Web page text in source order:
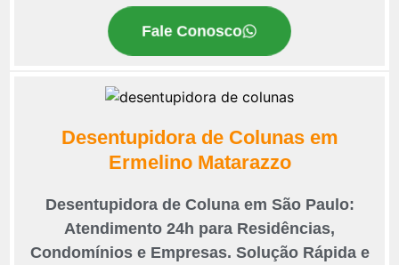
Fale Conosco
Desentupidora de Colunas em
Ermelino Matarazzo
Desentupidora de Coluna em São Paulo:
Atendimento 24h para Residências,
Condomínios e Empresas. Solução Rápida e